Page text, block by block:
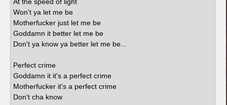
Won't ya let me be
Motherfucker just let me be
Goddamn it better let me be
Don't ya know ya better let me be...
Perfect crime
Goddamn it it's a perfect crime
Motherfucker it's a perfect crime
Don't cha know